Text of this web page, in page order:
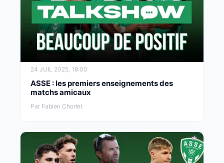
24 JUIL 2025, 18:00
ASSE : les premiers enseignements des
matchs amicaux
Par Fabien Chorlet